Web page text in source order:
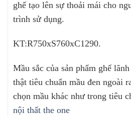
ghế tạo lên sự thoải mái cho
trình sử dụng.
KT:R750xS760xC1290.
Mầu sắc của sản phẩm ghế
thật tiêu chuẩn mầu đen ngoài
chọn mầu khác như trong tiêu
nội thất the one